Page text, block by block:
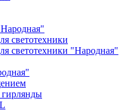
светотехники
светотехники "Народная"